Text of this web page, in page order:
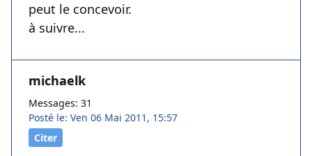
peut le concevoir.
à suivre...
michaelk
Messages: 31
Posté le: Ven 06 Mai 2011, 15:57
Citer